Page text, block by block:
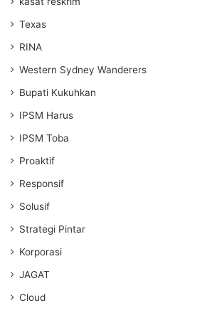
Texas
RINA
Western Sydney Wanderers
Bupati Kukuhkan
IPSM Harus
IPSM Toba
Proaktif
Responsif
Solusif
Strategi Pintar
Korporasi
JAGAT
Cloud